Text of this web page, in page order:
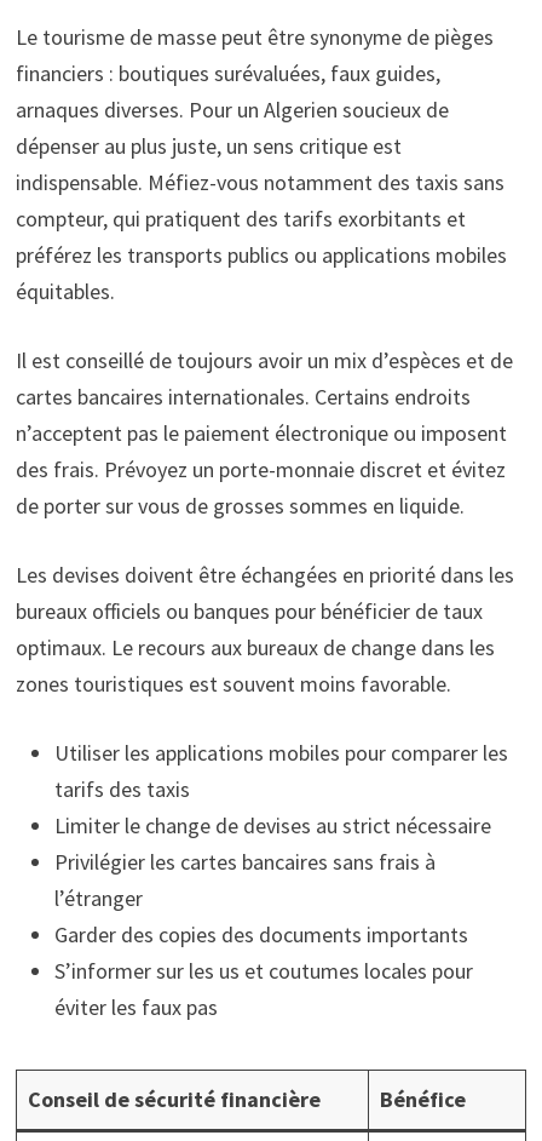
Le tourisme de masse peut être synonyme de pièges
financiers : boutiques surévaluées, faux guides,
arnaques diverses. Pour un Algerien soucieux de
dépenser au plus juste, un sens critique est
indispensable. Méfiez-vous notamment des taxis sans
compteur, qui pratiquent des tarifs exorbitants et
préférez les transports publics ou applications mobiles
équitables.
Il est conseillé de toujours avoir un mix d’espèces et de
cartes bancaires internationales. Certains endroits
n’acceptent pas le paiement électronique ou imposent
des frais. Prévoyez un porte-monnaie discret et évitez
de porter sur vous de grosses sommes en liquide.
Les devises doivent être échangées en priorité dans les
bureaux officiels ou banques pour bénéficier de taux
optimaux. Le recours aux bureaux de change dans les
zones touristiques est souvent moins favorable.
Utiliser les applications mobiles pour comparer les
tarifs des taxis
Limiter le change de devises au strict nécessaire
Privilégier les cartes bancaires sans frais à
l’étranger
Garder des copies des documents importants
S’informer sur les us et coutumes locales pour
éviter les faux pas
Conseil de sécurité financière Bénéfice